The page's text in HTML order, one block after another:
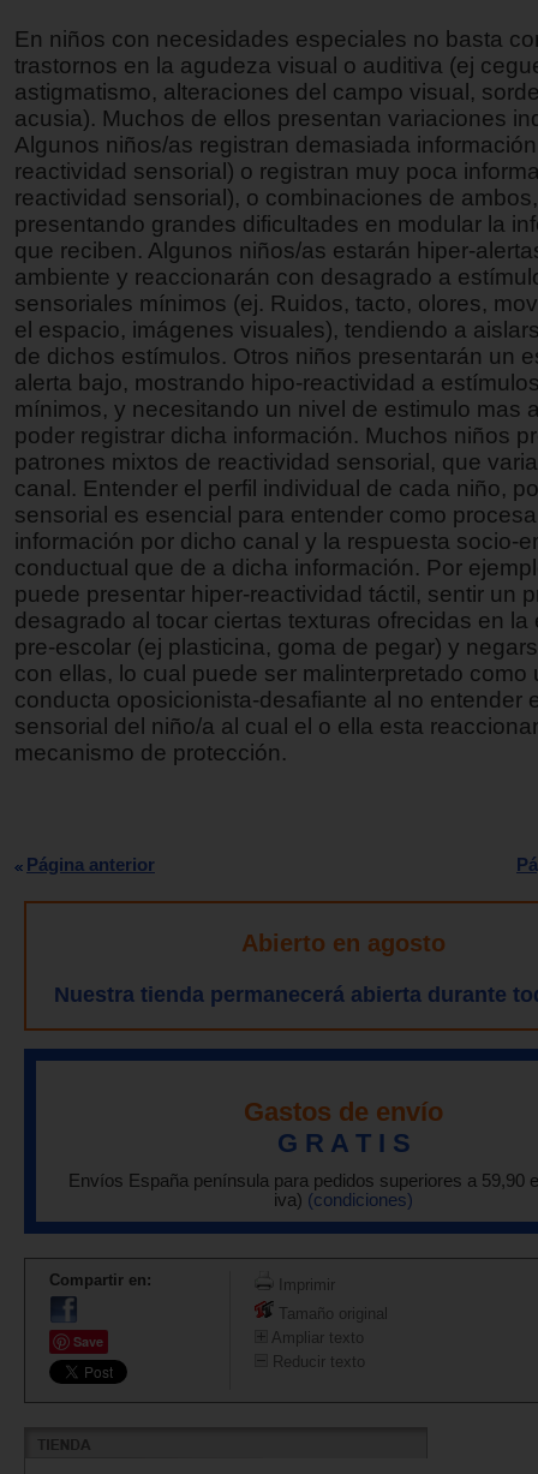
En niños con necesidades especiales no basta
trastornos en la agudeza visual o auditiva (ej
astigmatismo, alteraciones del campo visual,
acusia). Muchos de ellos presentan variaciones
Algunos niños/as registran demasiada información
reactividad sensorial) o registran muy poca
reactividad sensorial), o combinaciones de ambos,
presentando grandes dificultades en modular la
que reciben. Algunos niños/as estarán hiper-
ambiente y reaccionarán con desagrado a
sensoriales mínimos (ej. Ruidos, tacto, olores,
el espacio, imágenes visuales), tendiendo a
de dichos estímulos. Otros niños presentarán un
alerta bajo, mostrando hipo-reactividad a
mínimos, y necesitando un nivel de estimulo mas
poder registrar dicha información. Muchos niños
patrones mixtos de reactividad sensorial, que
canal. Entender el perfil individual de cada niño,
sensorial es esencial para entender como
información por dicho canal y la respuesta socio-
conductual que de a dicha información. Por
puede presentar hiper-reactividad táctil, sentir un
desagrado al tocar ciertas texturas ofrecidas en la
pre-escolar (ej plasticina, goma de pegar) y
con ellas, lo cual puede ser malinterpretado como
conducta oposicionista-desafiante al no entender
sensorial del niño/a al cual el o ella esta
mecanismo de protección.
Página anterior
Abierto en agosto
Nuestra tienda permanecerá abierta durante
Gastos de envío
G R A T I S
Envíos España península para pedidos superiores a 59,90
iva) (condiciones)
Compartir en:
Save
Imprimir
Tamaño original
Ampliar texto
Reducir texto